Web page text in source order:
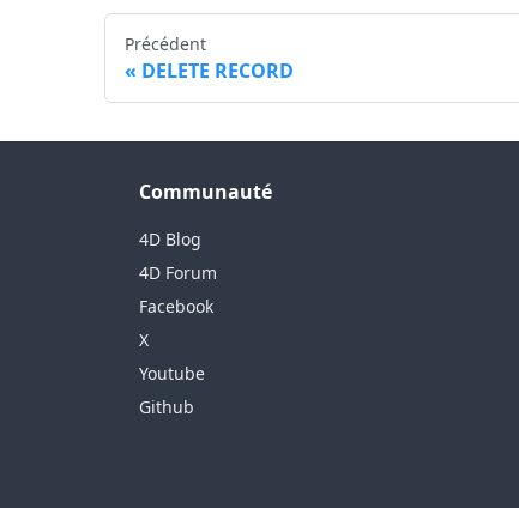
Précédent
DELETE RECORD
Communauté
4D Blog
4D Forum
Facebook
X
Youtube
Github